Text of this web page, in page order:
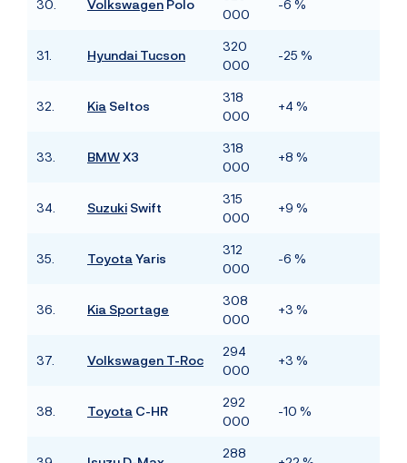
30. Volkswagen Polo
000
-6 %
31. Hyundai Tucson
320
000
-25 %
32. Kia Seltos
318
000
+4 %
33. BMWX3
318
000
+8 %
34. Suzuki Swift
315
000
+9 %
35. Toyota Yaris
312
000
-6 %
36. Kia Sportage
308
000
+3 %
37. Volkswagen T-Roc
294
000
+3 %
38. Toyota C-HR
292
000
-10 %
288